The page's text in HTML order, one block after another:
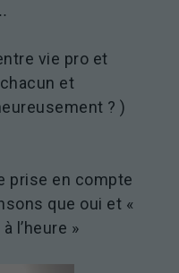
vie pro et
et
? )
prise en compte
que oui et «
l’heure »